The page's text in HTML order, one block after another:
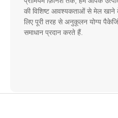
की विशिष्ट आवश्यकताओं से मेल खाने
लिए पूरी तरह से अनुकूलन योग्य
समाधान प्रदान करते हैं.